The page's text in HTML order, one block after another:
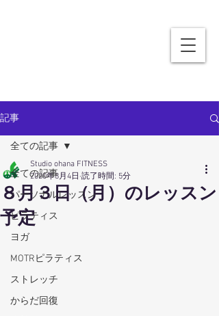
記事
全ての記事
パーソナルレッスン
ピラティス
ヨガ
MOTRピラティス
ストレッチ
からだ回復
全ての記事
８月３日（月）のレッスン
予定
Studio ohana FITNESS
2020年8月4日 読了時間: 5分